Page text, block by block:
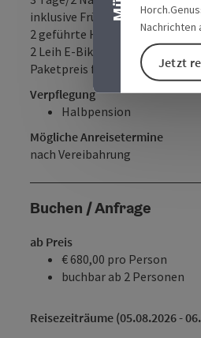
Nachrichten
Jetzt
inklusive Frühstück und
2 geführte Halbtages-
2 Leih E-Bikes für den
Paketpreis für 2 Personen 680 €
Verpflegung
Halbpension
Mögliche Anreisetermine
nach Vereibahrung
Buchen / Anfrage
ab Preis
€ 680,00 pro Person
buchbar ab 2 Personen
Reisezeiträume (05.08.2026 -